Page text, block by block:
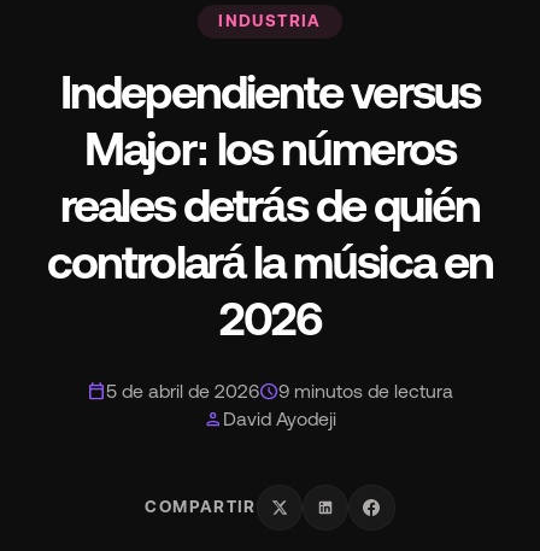
INDUSTRIA
Independiente versus
Major: los números
reales detrás de quién
controlará la música en
2026
calendar_today5 de abril de 2026schedule9 minutos de lectura
person David Ayodeji
COMPARTIR